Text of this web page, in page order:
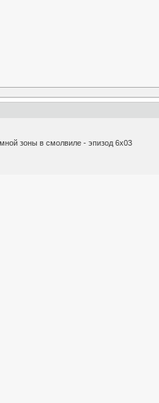
зоны в смолвиле - эпизод 6х03